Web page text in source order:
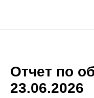
Отчет по
23.06.2026